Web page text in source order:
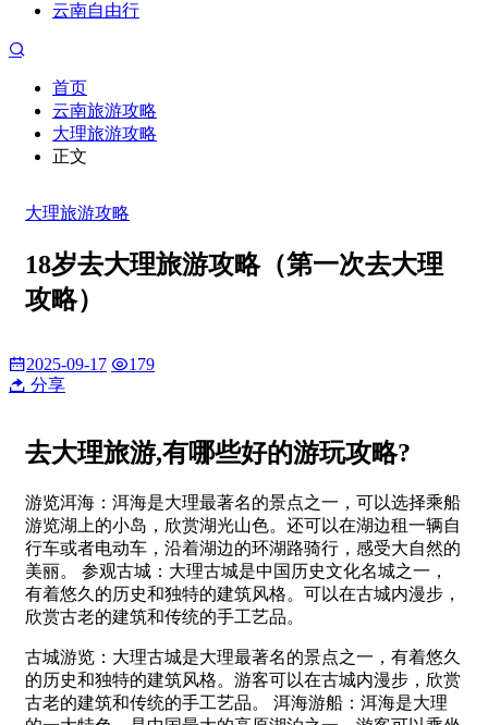
云南自由行
首页
云南旅游攻略
大理旅游攻略
正文
大理旅游攻略
18岁去大理旅游攻略（第一次去大理
攻略）
2025-09-17
179
分享
去大理旅游,有哪些好的游玩攻略?
游览洱海：洱海是大理最著名的景点之一，可以选择乘船
游览湖上的小岛，欣赏湖光山色。还可以在湖边租一辆自
行车或者电动车，沿着湖边的环湖路骑行，感受大自然的
美丽。 参观古城：大理古城是中国历史文化名城之一，
有着悠久的历史和独特的建筑风格。可以在古城内漫步，
欣赏古老的建筑和传统的手工艺品。
古城游览：大理古城是大理最著名的景点之一，有着悠久
的历史和独特的建筑风格。游客可以在古城内漫步，欣赏
古老的建筑和传统的手工艺品。 洱海游船：洱海是大理